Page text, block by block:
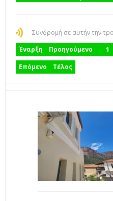
Συνδρομή σε αυτήν την
Έναρξη
Προηγούμενο 1
Επόμενο
Τέλος